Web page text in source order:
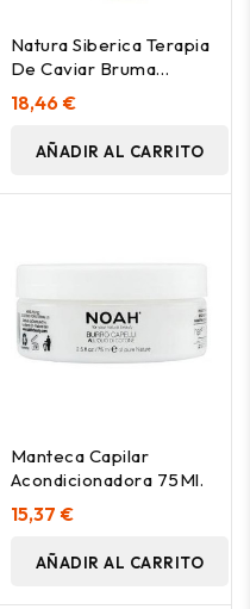
Natura Siberica Terapia
De Caviar Bruma
Capilar Natural
Multifunción Todo En
Uno 115Ml
18,46 €
AÑADIR AL CARRITO
Manteca Capilar
Acondicionadora 75Ml.
15,37 €
AÑADIR AL CARRITO